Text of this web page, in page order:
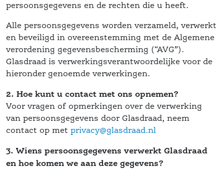
persoonsgegevens en de rechten die u heeft.
Alle persoonsgegevens worden verzameld, verwerkt
en beveiligd in overeenstemming met de Algemene
verordening gegevensbescherming (“AVG”).
Glasdraad is verwerkingsverantwoordelijke voor de
hieronder genoemde verwerkingen.
2. Hoe kunt u contact met ons opnemen?
Voor vragen of opmerkingen over de verwerking
van persoonsgegevens door Glasdraad, neem
contact op met privacy@glasdraad.nl
3. Wiens persoonsgegevens verwerkt Glasdraad
en hoe komen we aan deze gegevens?